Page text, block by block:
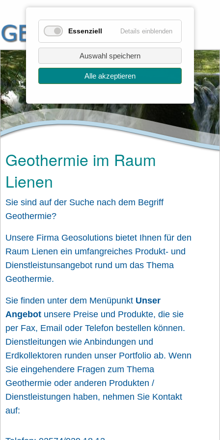
Geothermie im Raum
Lienen
Sie sind auf der Suche nach dem Begriff
Geothermie?
Unsere Firma Geosolutions bietet Ihnen für den
Raum Lienen ein umfangreiches Produkt- und
Dienstleistunsangebot rund um das Thema
Geothermie.
Sie finden unter dem Menüpunkt Unser
Angebot unsere Preise und Produkte, die sie
per Fax, Email oder Telefon bestellen können.
Dienstleitungen wie Anbindungen und
Erdkollektoren runden unser Portfolio ab. Wenn
Sie eingehendere Fragen zum Thema
Geothermie oder anderen Produkten /
Dienstleistungen haben, nehmen Sie Kontakt
auf:
Essenziell Details einblenden
Auswahl speichern
Alle akzeptieren